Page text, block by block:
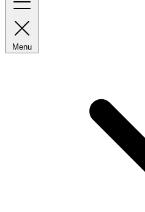
Menu